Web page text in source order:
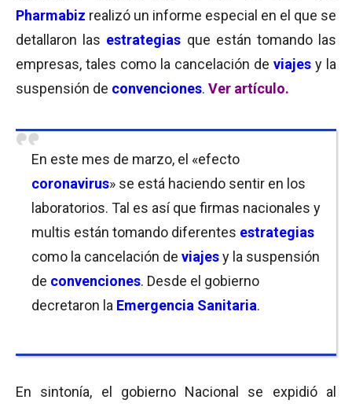
Pharmabiz realizó un informe especial en el que se
detallaron las estrategias que están tomando las
empresas, tales como la cancelación de viajes y la
suspensión de convenciones. Ver artículo.
En este mes de marzo, el «efecto
coronavirus» se está haciendo sentir en los
laboratorios. Tal es así que firmas nacionales y
multis están tomando diferentes estrategias
como la cancelación de viajesy la suspensión
de convenciones. Desde el gobierno
decretaron la Emergencia Sanitaria.
En sintonía, el gobierno Nacional se expidió al